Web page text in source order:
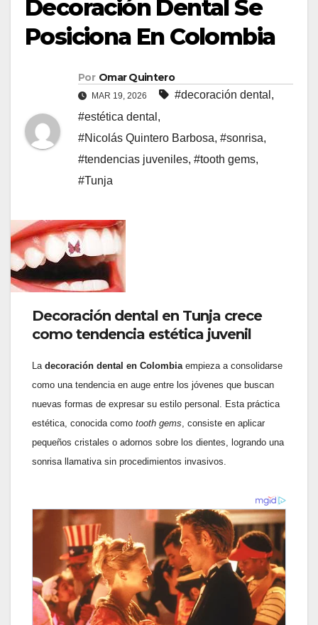
Decoración Dental Se
Posiciona En Colombia
Por Omar Quintero
MAR 19, 2026 #decoración dental ,
#estética dental ,
#Nicolás Quintero Barbosa, #sonrisa,
#tendencias juveniles, #tooth gems,
#Tunja
Decoración dental en Tunja crece
como tendencia estética juvenil
La decoración dental en Colombiaempieza a consolidarse
como una tendencia en auge entre los jóvenes que buscan
nuevas formas de expresar su estilo personal. Esta práctica
estética, conocida como tooth gems, consiste en aplicar
pequeños cristales o adornos sobre los dientes, logrando una
sonrisa llamativa sin procedimientos invasivos.